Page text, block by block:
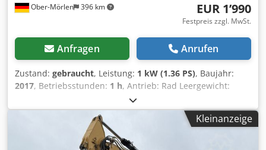
Ober-Mörlen 396 km EUR 1’990
Festpreis zzgl. MwSt.
Anfragen Anrufen
Zustand: gebraucht, Leistung: 1 kW (1.36 PS), Baujahr:
2017, Betriebsstunden: 1 h, Antrieb: Rad Leergewicht:
12.200 kg Wenden Sie sich an Emal Jaweed, um weitere
Informationen zu erhalten. Schnellwechsler / Quick
coupler, OilQuick, OQ65, Baujahr / Year of construction.:
2017, Gewicht / weight: 185 kg, Maximale Hakenzuglast /
Kleinanzeige